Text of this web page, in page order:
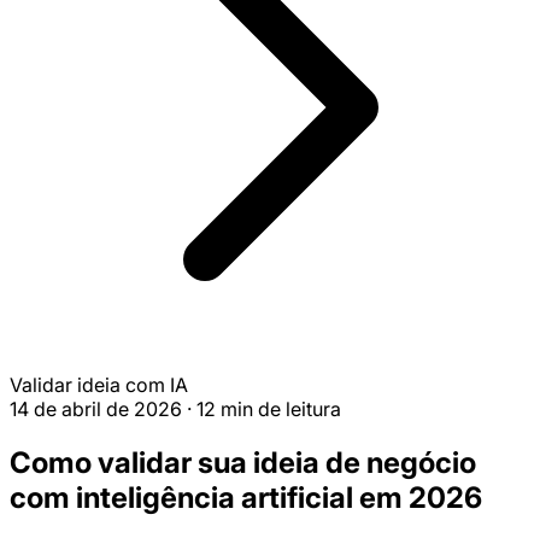
Validar ideia com IA
14 de abril de 2026 · 12 min de leitura
Como validar sua ideia de negócio
com inteligência artificial em 2026